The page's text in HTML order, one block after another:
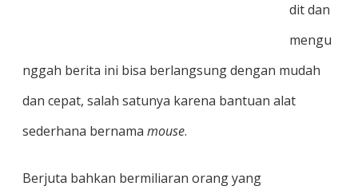
dit dan
mengu
nggah berita ini bisa berlangsung dengan mudah
dan cepat, salah satunya karena bantuan alat
sederhana bernama mouse.
Berjuta bahkan bermiliaran orang yang